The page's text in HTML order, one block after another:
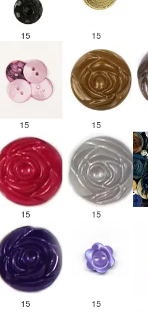
15 15
15 15
15 15
15 15